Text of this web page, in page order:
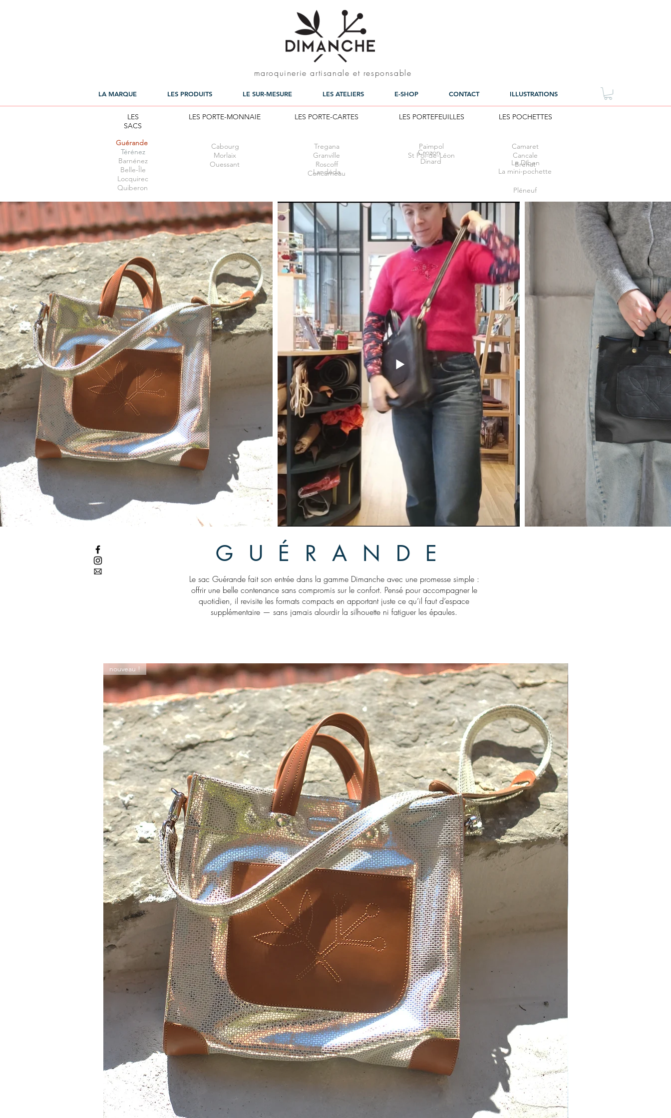
maroquinerie artisanale et responsable
LA MARQUE LES PRODUITS LE SUR-MESURE LES ATELIERS E-SHOP CONTACT ILLUSTRATIONS
LES
SACS
Guérande
Térénez
Barnénez
Belle-Île
LES PORTE-MONNAIE
Cabourg
Morlaix
Ouessant
Locquirec
LES PORTE-CARTES
Tregana
Granville
Roscoff
LES PORTEFEUILLES
Paimpol
St Pol-de-Léon
LES POCHETTES
Camaret
Cancale
Bréhat
Concarneau
Quiberon
La mini-pochette
Crozon
Dinard
Landéda
Pléneuf
Le Diben
GUÉRANDE
Le sac Guérande fait son entrée dans la gamme Dimanche avec une promesse simple :
offrir une belle contenance sans compromis sur le confort. Pensé pour accompagner le
quotidien, il revisite les formats compacts en apportant juste ce qu’il faut d’espace
supplémentaire — sans jamais alourdir la silhouette ni fatiguer les épaules.
nouveau !